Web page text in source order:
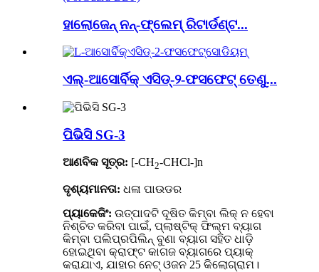
ହାଲୋଜେନ୍ ନନ୍-ଫ୍ଲେମ୍ ରିଟାର୍ଡଣ୍ଟ...
ଏଲ୍-ଆସୋର୍ବିକ୍ ଏସିଡ୍-୨-ଫସଫେଟ୍ ତେଣୁ...
ପିଭିସି SG-3
ଆଣବିକ ସୂତ୍ର: [-CH2-CHCl-]n
ଦୃଶ୍ୟମାନତା: ଧଳା ପାଉଡର
ପ୍ୟାକେଜିଂ: ଉତ୍ପାଦଟି ଦୂଷିତ କିମ୍ବା ଲିକ୍ ନ ହେବା
ନିଶ୍ଚିତ କରିବା ପାଇଁ, ପ୍ଲାଷ୍ଟିକ୍ ଫିଲ୍ମ ବ୍ୟାଗ
କିମ୍ବା ପଲିପ୍ରପିଲିନ୍ ବୁଣା ବ୍ୟାଗ ସହିତ ଧାଡ଼ି
ହୋଇଥିବା କ୍ରାଫ୍ଟ କାଗଜ ବ୍ୟାଗରେ ପ୍ୟାକ୍
କରାଯାଏ, ଯାହାର ନେଟ୍ ଓଜନ 25 କିଲୋଗ୍ରାମ।